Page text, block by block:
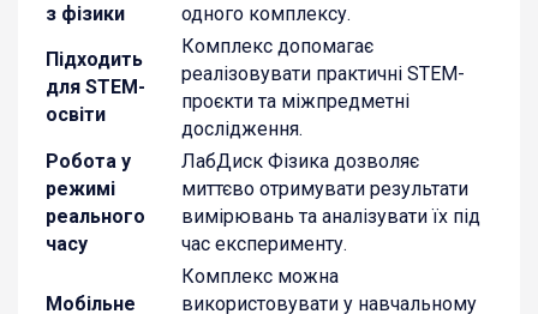
з фізики
одного комплексу.
Підходить
для STEM-
освіти
Комплекс допомагає
реалізовувати практичні STEM-
проєкти та міжпредметні
дослідження.
Робота у
режимі
реального
часу
ЛабДиск Фізика дозволяє
миттєво отримувати результати
вимірювань та аналізувати їх під
час експерименту.
Мобільне
Комплекс можна
використовувати у навчальному